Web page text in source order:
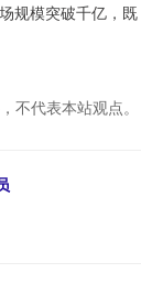
规模突破千亿，既
不代表本站观点。